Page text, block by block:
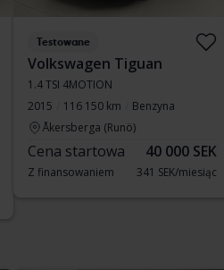
Testowane
Volkswagen Tiguan
1.4 TSI 4MOTION
2015
116 150 km
Benzyna
Åkersberga (Runö)
Cena startowa 40 000 SEK
Z finansowaniem 341 SEK/miesiąc